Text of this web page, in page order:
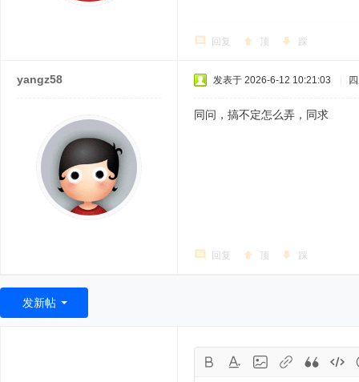
回复 顶 踩
yangz58 发表于 2026-6-12 10:21:03
同问，搞不定怎么弄，同求
回复 顶 踩
发新帖